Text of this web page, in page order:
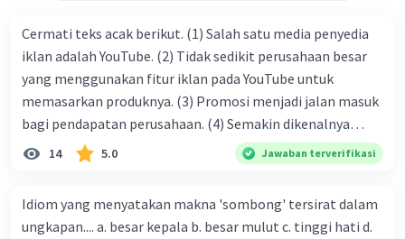
Cermati teks acak berikut. (1) Salah satu media penyedia
iklan adalah YouTube. (2) Tidak sedikit perusahaan besar
yang menggunakan fitur iklan pada YouTube untuk
memasarkan produknya. (3) Promosi menjadi jalan masuk
bagi pendapatan perusahaan. (4) Semakin dikenalnya
suatu produk oleh konsumen, semakin besar pula peluang
perusahaan kepada konsumen. Urutan yang tepat agar
14 5.0 Jawaban terverifikasi
Idiom yang menyatakan makna 'sombong' tersirat dalam
ungkapan.... a. besar kepala b. besar mulut c. tinggi hati d.